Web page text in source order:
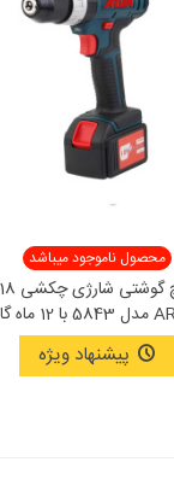
محصول ناموجود میباشد
پیشنهاد ویژه